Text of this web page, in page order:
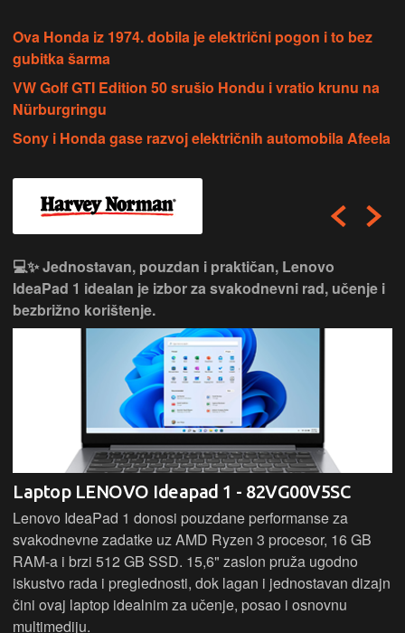
Ova Honda iz 1974. dobila je električni pogon i to bez
gubitka šarma
VW Golf GTI Edition 50 srušio Hondu i vratio krunu na
Nürburgringu
Sony i Honda gase razvoj električnih automobila Afeela
💻✨ Jednostavan, pouzdan i praktičan, Lenovo
IdeaPad 1 idealan je izbor za svakodnevni rad, učenje i
bezbrižno korištenje.
Laptop LENOVO Ideapad 1 - 82VG00V5SC
Lenovo IdeaPad 1 donosi pouzdane performanse za
svakodnevne zadatke uz AMD Ryzen 3 procesor, 16 GB
RAM-a i brzi 512 GB SSD. 15,6" zaslon pruža ugodno
iskustvo rada i preglednosti, dok lagan i jednostavan dizajn
čini ovaj laptop idealnim za učenje, posao i osnovnu
multimediju.